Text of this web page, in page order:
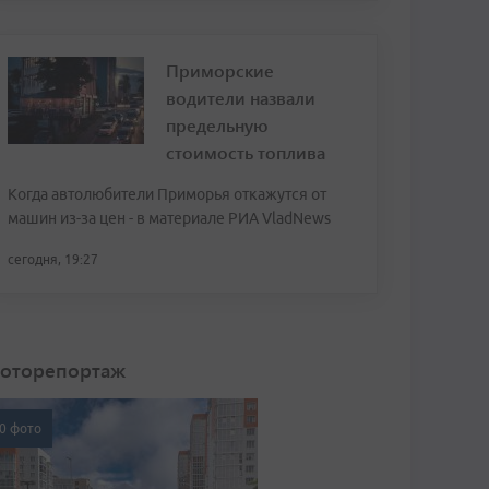
Приморские
водители назвали
предельную
стоимость топлива
Когда автолюбители Приморья откажутся от
машин из-за цен - в материале РИА VladNews
сегодня, 19:27
фото